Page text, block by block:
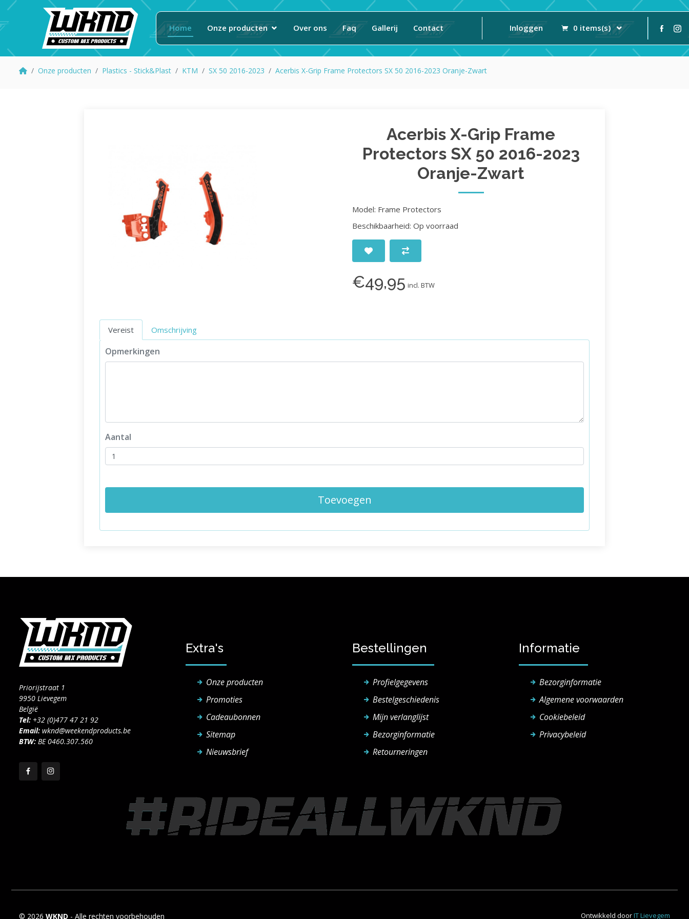
Home Onze producten Over ons Faq Gallerij Contact Inloggen 0 items(s)
Onze producten Plastics - Stick&Plast KTM SX 50 2016-2023 Acerbis X-Grip Frame Protectors SX 50 2016-2023 Oranje-Zwart
Acerbis X-Grip Frame
Protectors SX 50 2016-2023
Oranje-Zwart
Model: Frame Protectors
Beschikbaarheid: Op voorraad
€49,95 incl. BTW
Vereist Omschrijving
Opmerkingen
Aantal
Toevoegen
Priorijstraat 1
9950 Lievegem
België
Tel: +32 (0)477 47 21 92
Email: wknd@weekendproducts.be
BTW: BE 0460.307.560
Extra's
Onze producten
Promoties
Cadeaubonnen
Sitemap
Nieuwsbrief
Bestellingen
Profielgegevens
Bestelgeschiedenis
Mijn verlanglijst
Bezorginformatie
Retourneringen
Informatie
Bezorginformatie
Algemene voorwaarden
Cookiebeleid
Privacybeleid
© 2026 WKND - Alle rechten voorbehouden Ontwikkeld doorIT Lievegem